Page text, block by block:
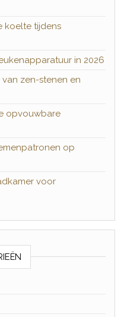
koelte tijdens
in 2026
zen-stenen en
opvouwbare
op
voor